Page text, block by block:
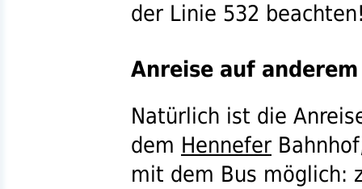
der Linie 532
Anreise auf anderem
Natürlich ist die
dem Hennefer
mit dem Bus möglich: